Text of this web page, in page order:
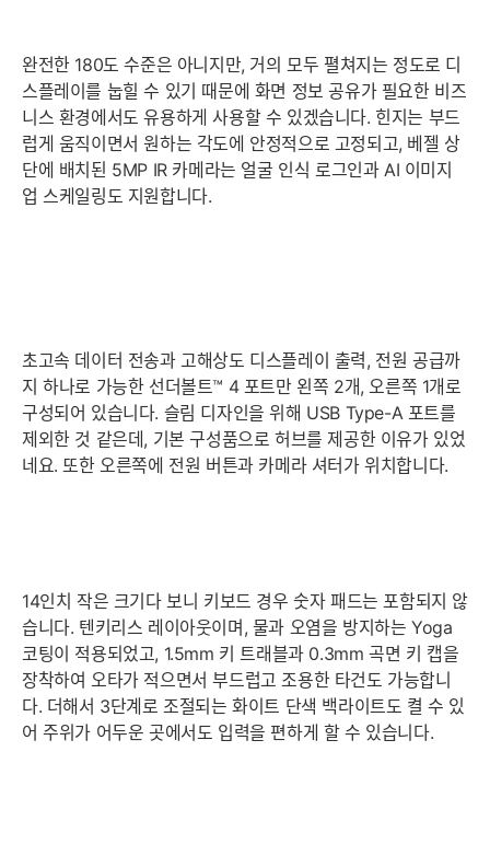
완전한 180도 수준은 아니지만, 거의 모두 펼쳐지는 정도로 디
스플레이를 눕힐 수 있기 때문에 화면 정보 공유가 필요한 비즈
니스 환경에서도 유용하게 사용할 수 있겠습니다. 힌지는 부드
럽게 움직이면서 원하는 각도에 안정적으로 고정되고, 베젤 상
단에 배치된 5MP IR 카메라는 얼굴 인식 로그인과 AI 이미지
업 스케일링도 지원합니다.
초고속 데이터 전송과 고해상도 디스플레이 출력, 전원 공급까
지 하나로 가능한 선더볼트™ 4 포트만 왼쪽 2개, 오른쪽 1개로
구성되어 있습니다. 슬림 디자인을 위해 USB Type-A 포트를
제외한 것 같은데, 기본 구성품으로 허브를 제공한 이유가 있었
네요. 또한 오른쪽에 전원 버튼과 카메라 셔터가 위치합니다.
14인치 작은 크기다 보니 키보드 경우 숫자 패드는 포함되지 않
습니다. 텐키리스 레이아웃이며, 물과 오염을 방지하는 Yoga
코팅이 적용되었고, 1.5mm 키 트래블과 0.3mm 곡면 키 캡을
장착하여 오타가 적으면서 부드럽고 조용한 타건도 가능합니
다. 더해서 3단계로 조절되는 화이트 단색 백라이트도 켤 수 있
어 주위가 어두운 곳에서도 입력을 편하게 할 수 있습니다.